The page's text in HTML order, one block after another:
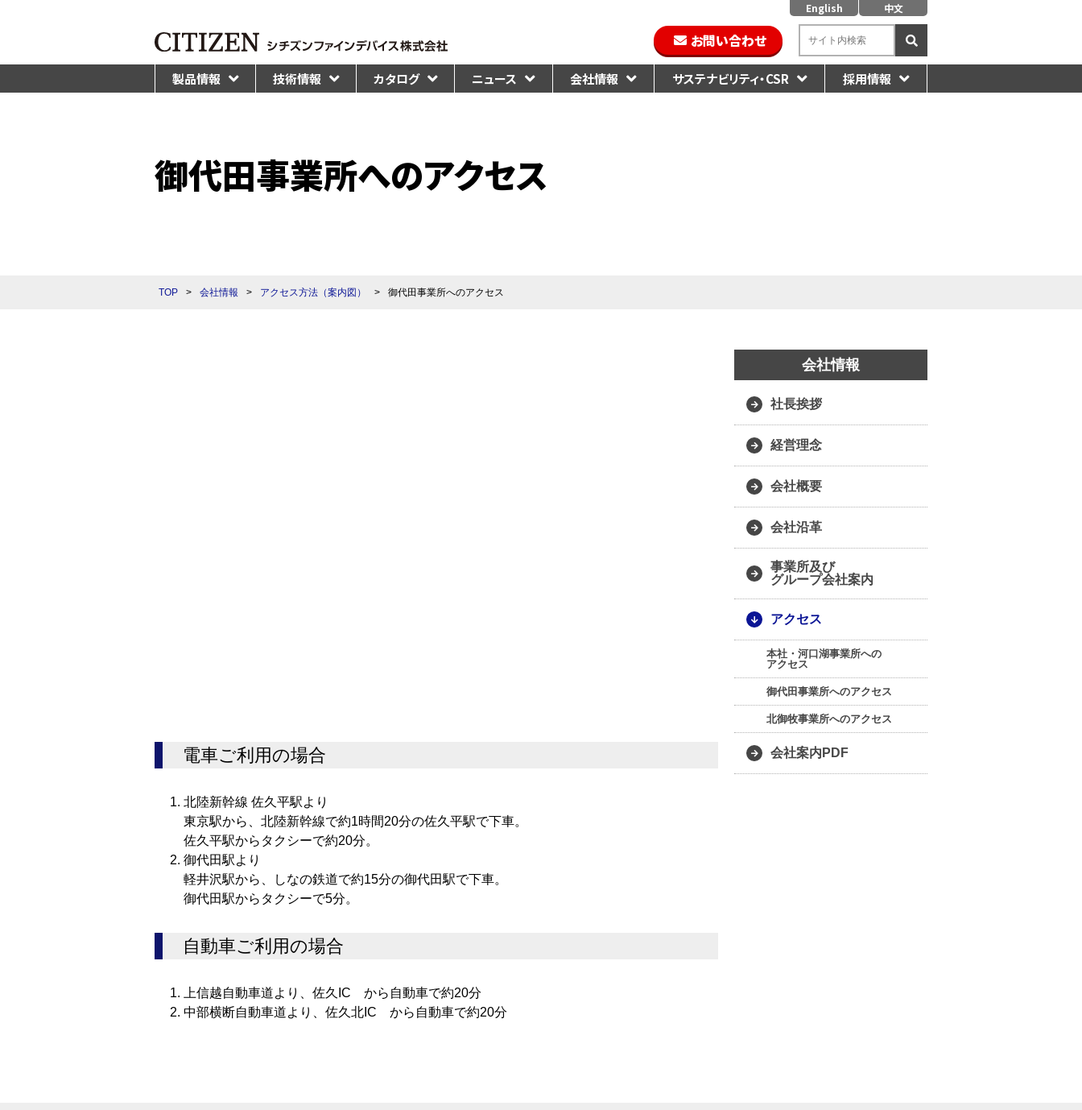
English 中文
お問い合わせ
製品情報 技術情報 カタログ ニュース 会社情報 サステナビリティ・CSR 採用情報
御代田事業所へのアクセス
TOP > 会社情報 > アクセス方法（案内図） > 御代田事業所へのアクセス
電車ご利用の場合
北陸新幹線 佐久平駅より
東京駅から、北陸新幹線で約1時間20分の佐久平駅で下車。
佐久平駅からタクシーで約20分。
御代田駅より
軽井沢駅から、しなの鉄道で約15分の御代田駅で下車。
御代田駅からタクシーで5分。
自動車ご利用の場合
上信越自動車道より、佐久IC から自動車で約20分
中部横断自動車道より、佐久北IC から自動車で約20分
会社情報
社長挨拶
経営理念
会社概要
会社沿革
事業所及び
グループ会社案内
アクセス
本社・河口湖事業所への
アクセス
御代田事業所へのアクセス
北御牧事業所へのアクセス
会社案内PDF